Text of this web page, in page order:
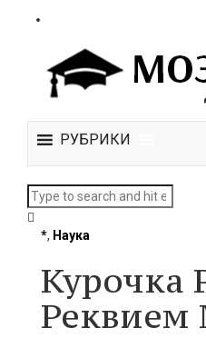
РУБРИКИ
*, Наука
Курочка
Реквием